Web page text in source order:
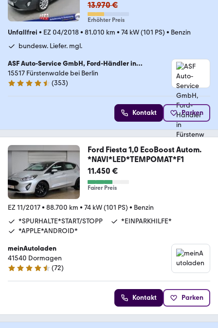
13.970 €
Erhöhter Preis
Unfallfrei • EZ 04/2018• 81.010 km • 74 kW (101 PS) • Benzin
bundesw. Liefer. mgl.
ASF Auto-Service GmbH, Ford-Händler in
Fürstenwalde bei Berlin
15517 Fürstenwalde bei Berlin
4.6 Sterne
(353)
Kontakt Parken
Ford Fiesta 1,0 EcoBoost Autom.
*NAVI*LED*TEMPOMAT*F1
11.450 €
Fairer Preis
EZ 11/2017• 88.700 km • 74 kW (101 PS) • Benzin
*SPURHALTE*START/STOPP
*EINPARKHILFE*
*APPLE*ANDROID*
meinAutoladen
41540 Dormagen
4.5 Sterne
(72)
Kontakt Parken